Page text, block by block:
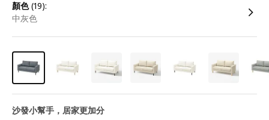
顏色(19):
中灰色
沙發小幫手，居家更加分